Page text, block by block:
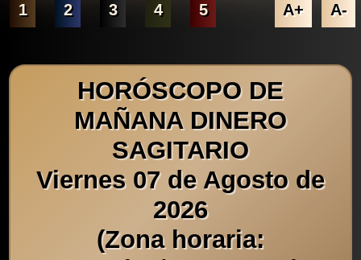
1 2 3 4 5 A+ A-
HORÓSCOPO DE
MAÑANA DINERO
SAGITARIO
Viernes 07 de Agosto de
2026
(Zona horaria: